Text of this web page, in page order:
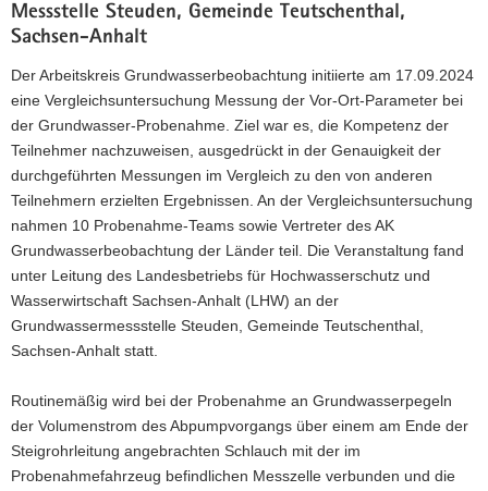
Messstelle Steuden, Gemeinde Teutschenthal,
Sachsen-Anhalt
Der Arbeitskreis Grundwasserbeobachtung initiierte am 17.09.2024
eine Vergleichsuntersuchung Messung der Vor-Ort-Parameter bei
der Grundwasser-Probenahme. Ziel war es, die Kompetenz der
Teilnehmer nachzuweisen, ausgedrückt in der Genauigkeit der
durchgeführten Messungen im Vergleich zu den von anderen
Teilnehmern erzielten Ergebnissen. An der Vergleichsuntersuchung
nahmen 10 Probenahme-Teams sowie Vertreter des AK
Grundwasserbeobachtung der Länder teil. Die Veranstaltung fand
unter Leitung des Landesbetriebs für Hochwasserschutz und
Wasserwirtschaft Sachsen-Anhalt (LHW) an der
Grundwassermessstelle Steuden, Gemeinde Teutschenthal,
Sachsen-Anhalt statt.
Routinemäßig wird bei der Probenahme an Grundwasserpegeln
der Volumenstrom des Abpumpvorgangs über einem am Ende der
Steigrohrleitung angebrachten Schlauch mit der im
Probenahmefahrzeug befindlichen Messzelle verbunden und die